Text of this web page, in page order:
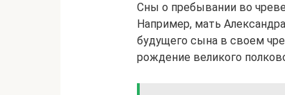
Сны о пребывании во
Например, мать
будущего сына в своем
рождение великого